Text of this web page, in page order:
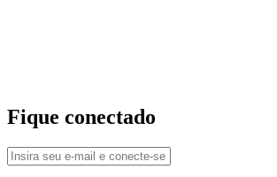
Fique conectado